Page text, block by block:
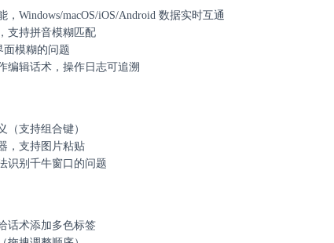
，Windows/macOS/iOS/Android 数据实时互通
支持拼音模糊匹配
面模糊的问题
编辑话术，操作日志可追溯
（支持组合键）
，支持图片粘贴
识别千牛窗口的问题
话术添加多色标签